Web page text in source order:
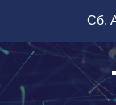
содержимому
Сб.